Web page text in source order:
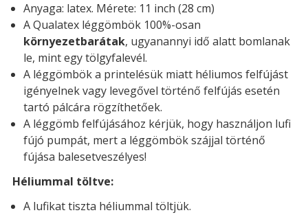
Anyaga: latex. Mérete: 11 inch (28 cm)
A Qualatex léggömbök 100%-osan
környezetbarátak, ugyanannyi idő alatt bomlanak
le, mint egy tölgyfalevél.
A léggömbök a printelésük miatt héliumos felfújást
igényelnek vagy levegővel történő felfújás esetén
tartó pálcára rögzíthetőek.
A léggömb felfújásához kérjük, hogy használjon lufi
fújó pumpát, mert a léggömbök szájjal történő
fújása balesetveszélyes!
Héliummal töltve:
A lufikat tiszta héliummal töltjük.